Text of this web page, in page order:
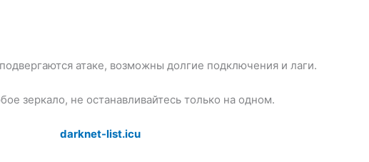
атаке, возможны долгие подключения и лаги.
зеркало, не останавливайтесь только на одном.
darknet-list.icu